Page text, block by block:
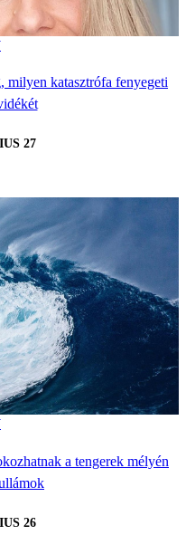
milyen katasztrófa fenyegeti
27
a tengerek mélyén
26